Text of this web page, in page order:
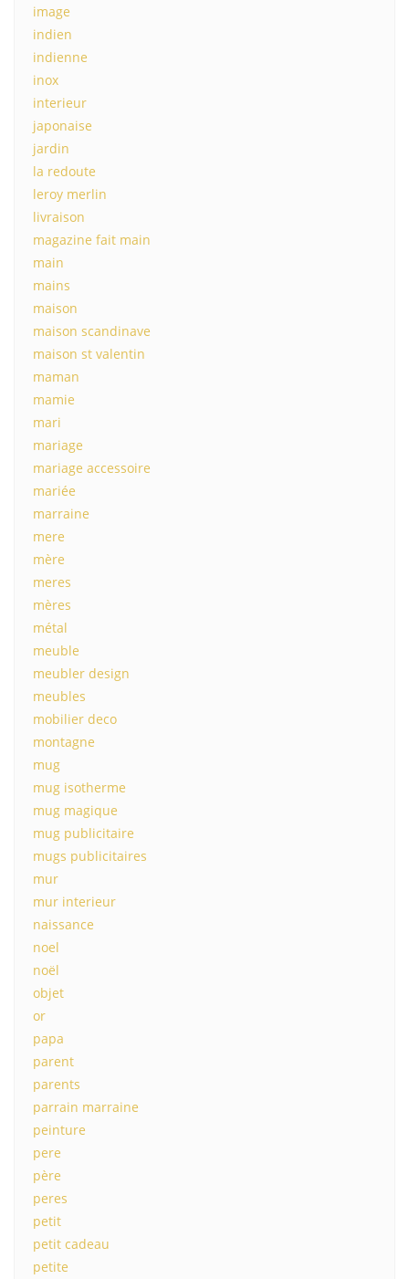
image
indien
indienne
inox
interieur
japonaise
jardin
la redoute
leroy merlin
livraison
magazine fait main
main
mains
maison
maison scandinave
maison st valentin
maman
mamie
mari
mariage
mariage accessoire
mariée
marraine
mere
mère
meres
mères
métal
meuble
meubler design
meubles
mobilier deco
montagne
mug
mug isotherme
mug magique
mug publicitaire
mugs publicitaires
mur
mur interieur
naissance
noel
noël
objet
or
papa
parent
parents
parrain marraine
peinture
pere
père
peres
petit
petit cadeau
petite